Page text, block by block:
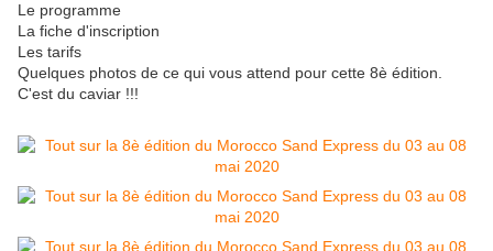
Le programme
La fiche d'inscription
Les tarifs
Quelques photos de ce qui vous attend pour cette 8è édition.
C'est du caviar !!!